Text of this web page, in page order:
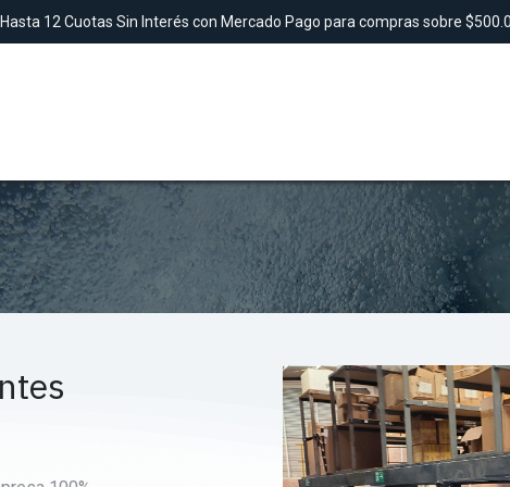
Hasta 12 Cuotas Sin Interés con Mercado Pago para compras sobre